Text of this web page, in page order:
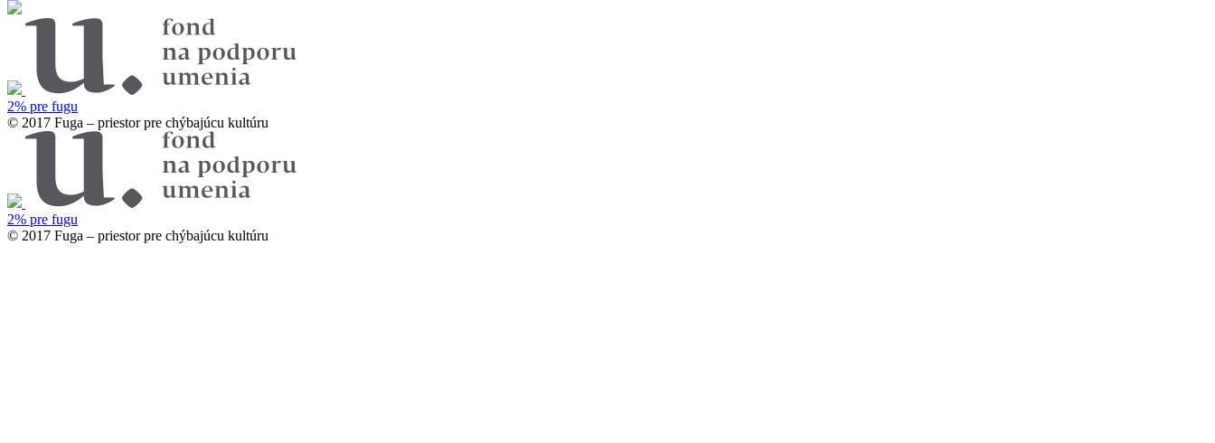
2% pre fugu
© 2017 Fuga – priestor pre chýbajúcu kultúru
2% pre fugu
© 2017 Fuga – priestor pre chýbajúcu kultúru